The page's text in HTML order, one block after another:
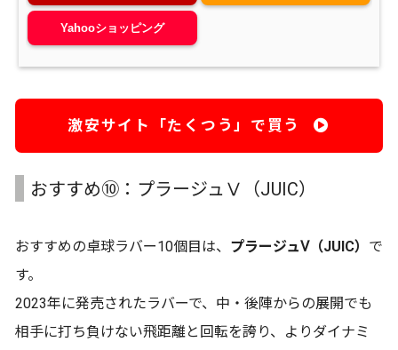
Yahooショッピング
激安サイト「たくつう」で買う
おすすめ⑩：プラージュⅤ（JUIC）
おすすめの卓球ラバー10個目は、 プラージュⅤ（JUIC） で
す。
2023年に発売されたラバーで、中・後陣からの展開でも
相手に打ち負けない飛距離と回転を誇り、よりダイナミ